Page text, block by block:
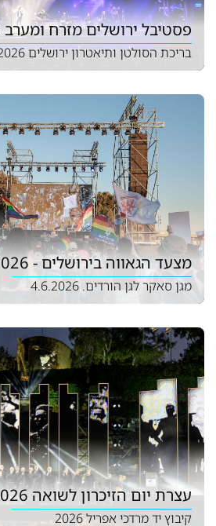
פסטיבל ירושלים מזרח ומערב 2026
בריכת הסולטן ותיאטרון ירושלים 24-26.6.2026
מצעד הגאווה בירושלים - 2026
מגן סאקר לגן הורדים. 4.6.2026
עצרת יום הזיכרון לשואה 2026
קיבוץ יד מרדכי אפריל 2026